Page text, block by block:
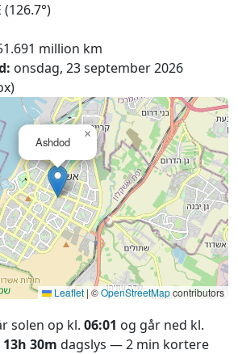
(126.7°)
million km
onsdag, 23 september 2026
Ashdod
×
Leaflet | ©OpenStreetMapcontributors
solen op kl. 06:01 og går ned kl.
13h 30m dagslys — 2 min kortere